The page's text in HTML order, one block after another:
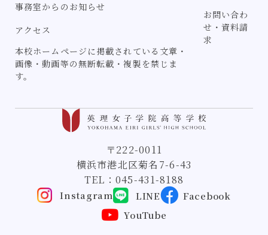
〒222-0011
横浜市港北区菊名7-6-43
TEL： 045-431-8188
事務室からのお知らせ
アクセス
本校ホームページに掲載されている文章・
画像・動画等の無断転載・複製を禁じま
す。
お問い合わ
せ・資料請
求
Instagram LINE
Facebook
YouTube